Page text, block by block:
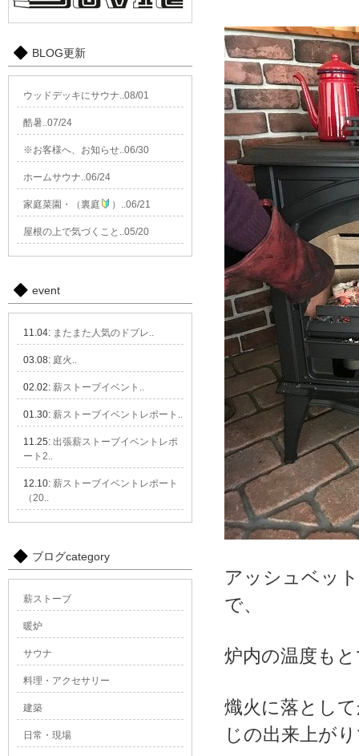
アッシュベッ
で、
炉内の温度も
熾火に落とし
じの出来上が
BLOG更新
ウッドデッキにサウナ..08/01
酷暑..07/24
※お客様へ、お知らせ..06/30
ホームサウナ..06/24
家庭菜園・（裏庭 ）..06/21
屋根の上で気づくこと..05/20
event
11.04: またまた人気のドブレ..
03.08: 庭火..
02.02: 薪ストーブイベント..
01.30: 薪ストーブイベントレポート..
11.25: 出張薪ストーブイベントレポ
ート2..
12.10: 薪ストーブイベントレポート
（20..
ブログcategory
薪ストーブ
暖炉
サウナ
料理・アクセサリー
建築
日常・現場